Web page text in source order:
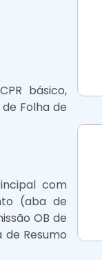
básico,
Folha de
com
(aba de
OB de
Resumo